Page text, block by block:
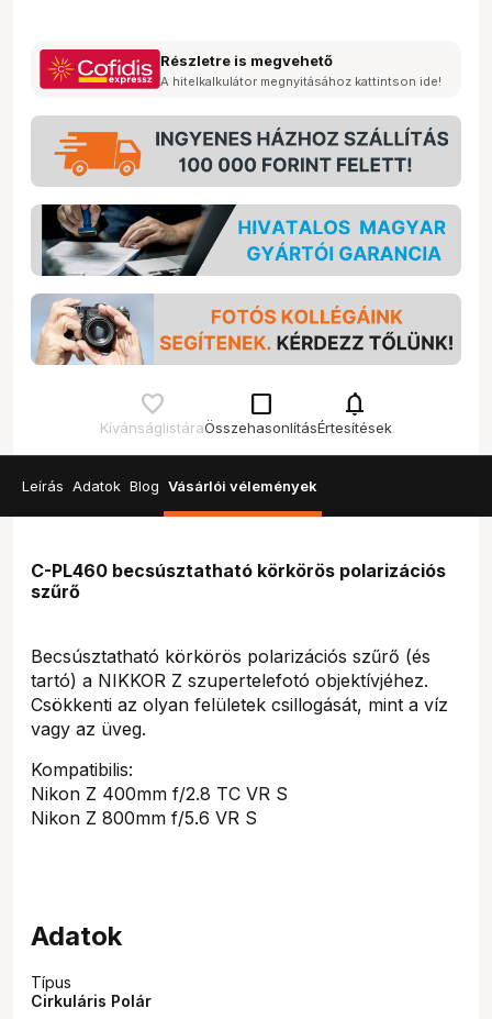
Részletre is megvehető
A hitelkalkulátor megnyitásához kattintson ide!
Kívánságlistára
check_box_outline_blank
Összehasonlítás
notifications
Értesítések
Leírás Adatok Blog Vásárlói vélemények
C-PL460 becsúsztatható körkörös polarizációs
szűrő
Becsúsztatható körkörös polarizációs szűrő (és
tartó) a NIKKOR Z szupertelefotó objektívjéhez.
Csökkenti az olyan felületek csillogását, mint a víz
vagy az üveg.
Kompatibilis:
Nikon Z 400mm f/2.8 TC VR S
Nikon Z 800mm f/5.6 VR S
Adatok
Típus
Cirkuláris Polár